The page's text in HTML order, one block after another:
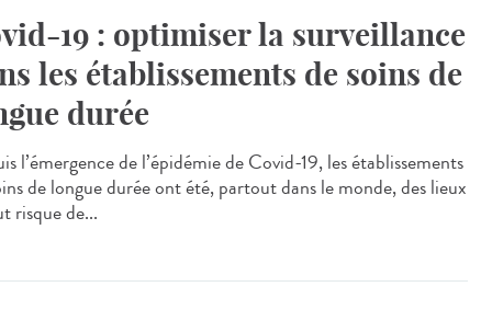
19 : optimiser la surveillance
les établissements de soins de
durée
l’émergence de l’épidémie de Covid-19, les établissements
de longue durée ont été, partout dans le monde, des lieux
risque de...